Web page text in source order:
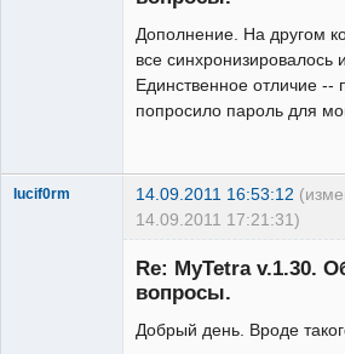
Дополнение. На другом
все синхронизировалось
Единственное отличие --
попросило пароль для
lucif0rm 14.09.2011 16:53:12
14.09.2011 17:21:31)
Re: MyTetra v.1.30.
вопросы.
Добрый день. Вроде